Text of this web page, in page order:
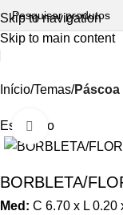
Skip to navigation
Skip to main content
Início Temas Páscoa
EsgotadoAumentar
BORBLETA/
Med: C 6.70 x L 0.20